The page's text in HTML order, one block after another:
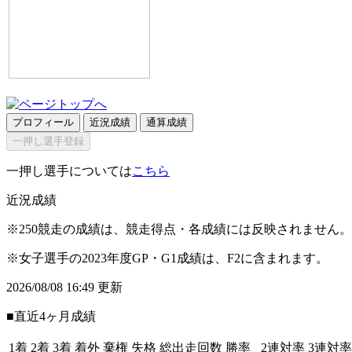
プロフィール 近況成績
通算成績
一押し選手登録
一押し選手についてはこちら
近況成績
※250競走の成績は、競走得点・各成績には反映されません。
※女子選手の2023年度GP・G1成績は、F2に含まれます。
2026/08/08 16:49 更新
■直近4ヶ月成績
1着 2着 3着 着外 棄権 失格 総出走回数 勝率 2連対率 3連対率